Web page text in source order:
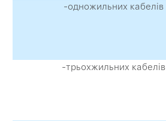
-одножильних кабелів
-трьохжильних кабелів